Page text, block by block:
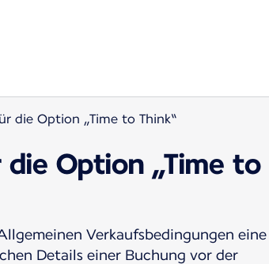
die Option „Time to Think“
Option „Time to
Verkaufsbedingungen eine
Details einer Buchung vor der